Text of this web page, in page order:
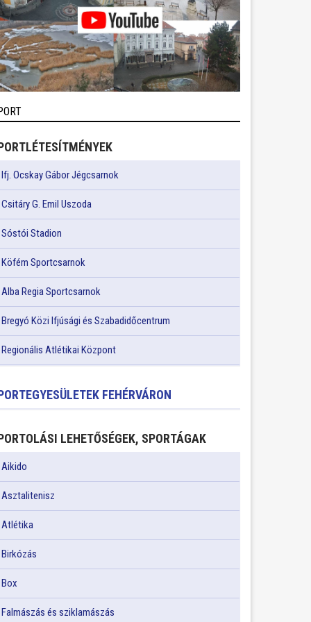
Ifj. Ocskay Gábor Jégcsarnok
Csitáry G. Emil Uszoda
Sóstói Stadion
Köfém Sportcsarnok
Alba Regia Sportcsarnok
Bregyó Közi Ifjúsági és Szabadidőcentrum
Regionális Atlétikai Központ
FEHÉRVÁRON
LEHETŐSÉGEK, SPORTÁGAK
Aikido
Asztalitenisz
Atlétika
Birkózás
Box
Falmászás és sziklamászás